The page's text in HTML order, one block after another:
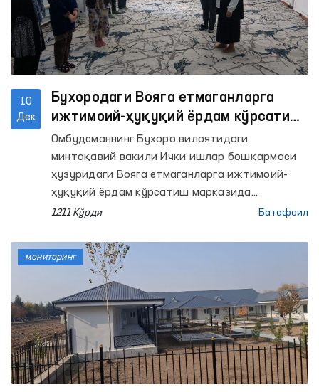
мўлжалланган махсус қабулхона ва 11-сон
тергов ҳибсхонасига мониторинг ташрифлари
амалга оширилди.
10
Дек
Бухородаги Вояга етмаганларга
ижтимоий-ҳуқуқий ёрдам кўрсатиш
марказидаги шароитлар ўрганилди
Омбудсманнинг Бухоро вилоятидаги
минтақавий вакили Ички ишлар бошқармаси
ҳузуридаги Вояга етмаганларга ижтимоий-
ҳуқуқий ёрдам кўрсатиш марказида
мониторинг ўтказди. Мазкур марказ “Вояга
ҳуқуқбузарликларнинг профилактикаси
тўғрисида”ги Қонун ва Вазирлар
Маҳкамасининг 2021 йил 3 августдаги қарори
асосида фаолият юритади.
1211 Кўрди Батафсил
мониторинг